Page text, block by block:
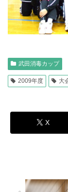
武田消毒カップ
2009年度 大
X